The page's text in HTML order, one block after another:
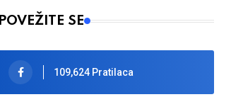
POVEŽITE SE
109,624 Pratilaca